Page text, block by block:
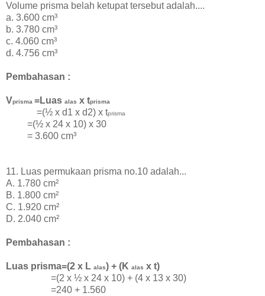
Volume prisma belah ketupat tersebut adalah....
a. 3.600 cm³
b. 3.780 cm³
c. 4.060 cm³
d. 4.756 cm³
Pembahasan :
Vprisma =Luas alas x tprisma
=(½ x d1 x d2) x tprisma
=(½ x 24 x 10) x 30
= 3.600 cm³
11. Luas permukaan prisma no.10 adalah...
A. 1.780 cm²
B. 1.800 cm²
C. 1.920 cm²
D. 2.040 cm²
Pembahasan :
Luas prisma=(2 x L alas) + (K alas x t)
=(2 x ½ x 24 x 10) + (4 x 13 x 30)
=240 + 1.560